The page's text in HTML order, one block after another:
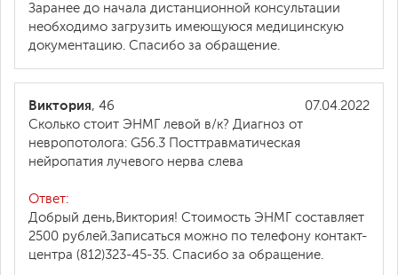
Заранее до начала дистанционной консультации
необходимо загрузить имеющуюся медицинскую
документацию. Спасибо за обращение.
07.04.2022
Виктория, 46
Сколько стоит ЭНМГ левой в/к? Диагноз от
невропотолога: G56.3 Посттравматическая
нейропатия лучевого нерва слева
Ответ:
Добрый день,Виктория! Стоимость ЭНМГ составляет
2500 рублей.Записаться можно по телефону контакт-
центра (812)323-45-35. Спасибо за обращение.